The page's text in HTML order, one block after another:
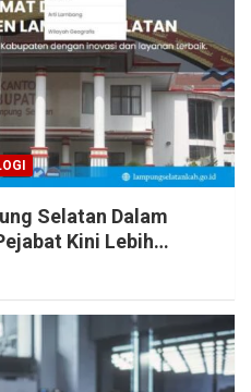
Selatan Dalam
Kini Lebih